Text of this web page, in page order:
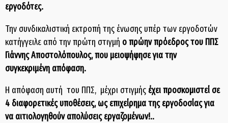
εργοδότες.
Την συνδικαλιστική εκτροπή της ένωσης υπέρ των εργοδοτών
κατήγγειλε από την πρώτη στιγμή ο πρώην πρόεδρος του ΠΠΣ
Γιάννης Αποστολόπουλος, που μειοψήφησε για την
συγκεκριμένη απόφαση.
Η απόφαση αυτή του ΠΠΣ, μέχρι στιγμής έχει προσκομιστεί σε
4 διαφορετικές υποθέσεις, ως επιχείρημα της εργοδοσίας για
να αιτιολογηθούν απολύσεις εργαζομένων!..